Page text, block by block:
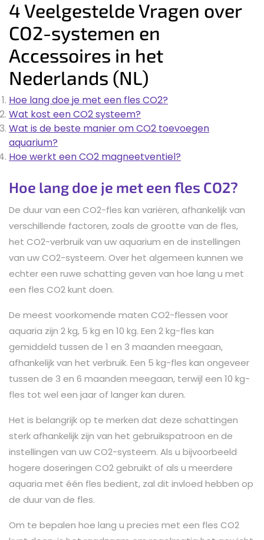
4 Veelgestelde Vragen over
CO2-systemen en
Accessoires in het
Nederlands (NL)
Hoe lang doe je met een fles CO2?
Wat kost een CO2 systeem?
Wat is de beste manier om CO2 toevoegen
aquarium?
Hoe werkt een CO2 magneetventiel?
Hoe lang doe je met een fles CO2?
De duur van een CO2-fles kan variëren, afhankelijk van
verschillende factoren, zoals de grootte van de fles,
het CO2-verbruik van uw aquarium en de instellingen
van uw CO2-systeem. Over het algemeen kunnen we
echter een ruwe schatting geven van hoe lang u met
een fles CO2 kunt doen.
De meest voorkomende maten CO2-flessen voor
aquaria zijn 2 kg, 5 kg en 10 kg. Een 2 kg-fles kan
gemiddeld tussen de 1 en 3 maanden meegaan,
afhankelijk van het verbruik. Een 5 kg-fles kan ongeveer
tussen de 3 en 6 maanden meegaan, terwijl een 10 kg-
fles tot wel een jaar of langer kan duren.
Het is belangrijk op te merken dat deze schattingen
sterk afhankelijk zijn van het gebruikspatroon en de
instellingen van uw CO2-systeem. Als u bijvoorbeeld
hogere doseringen CO2 gebruikt of als u meerdere
aquaria met één fles bedient, zal dit invloed hebben op
de duur van de fles.
Om te bepalen hoe lang u precies met een fles CO2